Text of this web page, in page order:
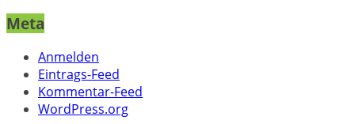
Meta
Anmelden
Eintrags-Feed
Kommentar-Feed
WordPress.org